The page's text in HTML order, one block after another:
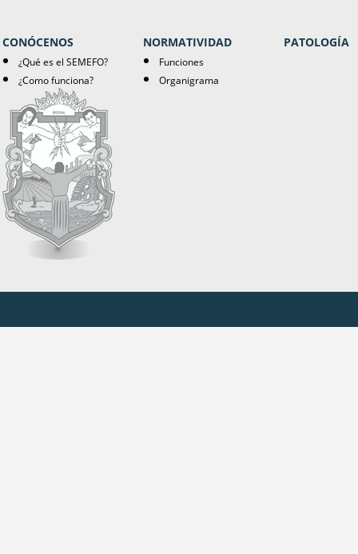
CONÓCENOS
¿Qué es el SEMEFO?
¿Como funciona?
NORMATIVIDAD
Funciones
Organigrama
PATOLOGÍA